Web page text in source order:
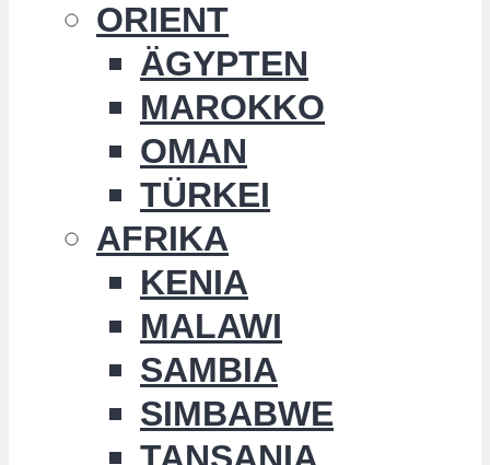
ORIENT
ÄGYPTEN
MAROKKO
OMAN
TÜRKEI
AFRIKA
KENIA
MALAWI
SAMBIA
SIMBABWE
TANSANIA